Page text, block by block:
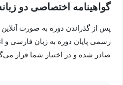
ساختار اساسی یک صفحه وب
از تگ‌های HTML5 برای ساخت عناصر مختلف یک صفحه وب استفاده کنید.
اهمیت تگ‌های معنایی را در
گواهینامه اختصاصی دو
پس از گذراندن دوره به صورت
رسمی پایان دوره به زبان فارسی
صادر شده و در اختیار شما قرار